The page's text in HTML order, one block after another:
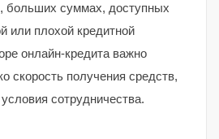
больших суммах, доступных
или плохой кредитной
онлайн-кредита важно
скорость получения средств,
сотрудничества.